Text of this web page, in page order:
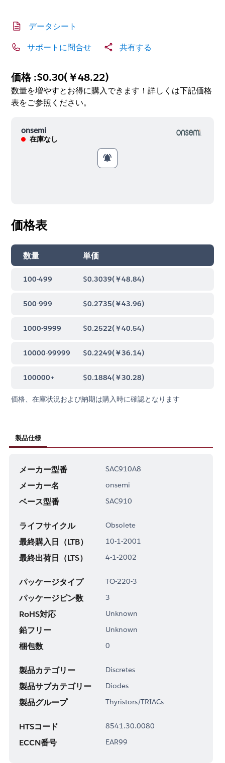
データシート
サポートに問合せ 共有する
価格 :$0.30(￥48.22)
数量を増やすとお得に購入できます！詳しくは下記価格
表をご参照ください。
onsemi
在庫なし
価格表
数量 単価
100-499 $0.3039(￥48.84)
500-999 $0.2735(￥43.96)
1000-9999 $0.2522(￥40.54)
10000-99999 $0.2249(￥36.14)
100000+ $0.1884(￥30.28)
価格、在庫状況および納期は購入時に確認となります
製品仕様
メーカー型番 SAC910A8
メーカー名 onsemi
ベース型番 SAC910
ライフサイクル Obsolete
最終購入日（LTB） 10-1-2001
最終出荷日（LTS） 4-1-2002
パッケージタイプ TO-220-3
パッケージピン数 3
RoHS対応 Unknown
鉛フリー Unknown
梱包数 0
製品カテゴリー Discretes
製品サブカテゴリー Diodes
製品グループ Thyristors/TRIACs
HTSコード 8541.30.0080
ECCN番号 EAR99